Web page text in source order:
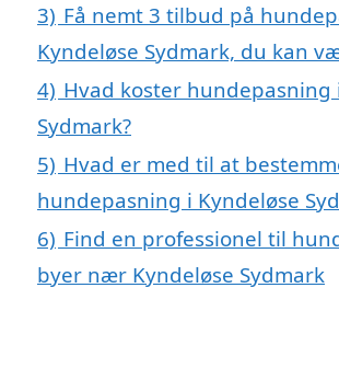
3) Få nemt 3 tilbud på
Kyndeløse Sydmark, du kan
4) Hvad koster hundepasning
Sydmark?
5) Hvad er med til at
hundepasning i Kyndeløse
6) Find en professionel til
byer nær Kyndeløse Sydmark